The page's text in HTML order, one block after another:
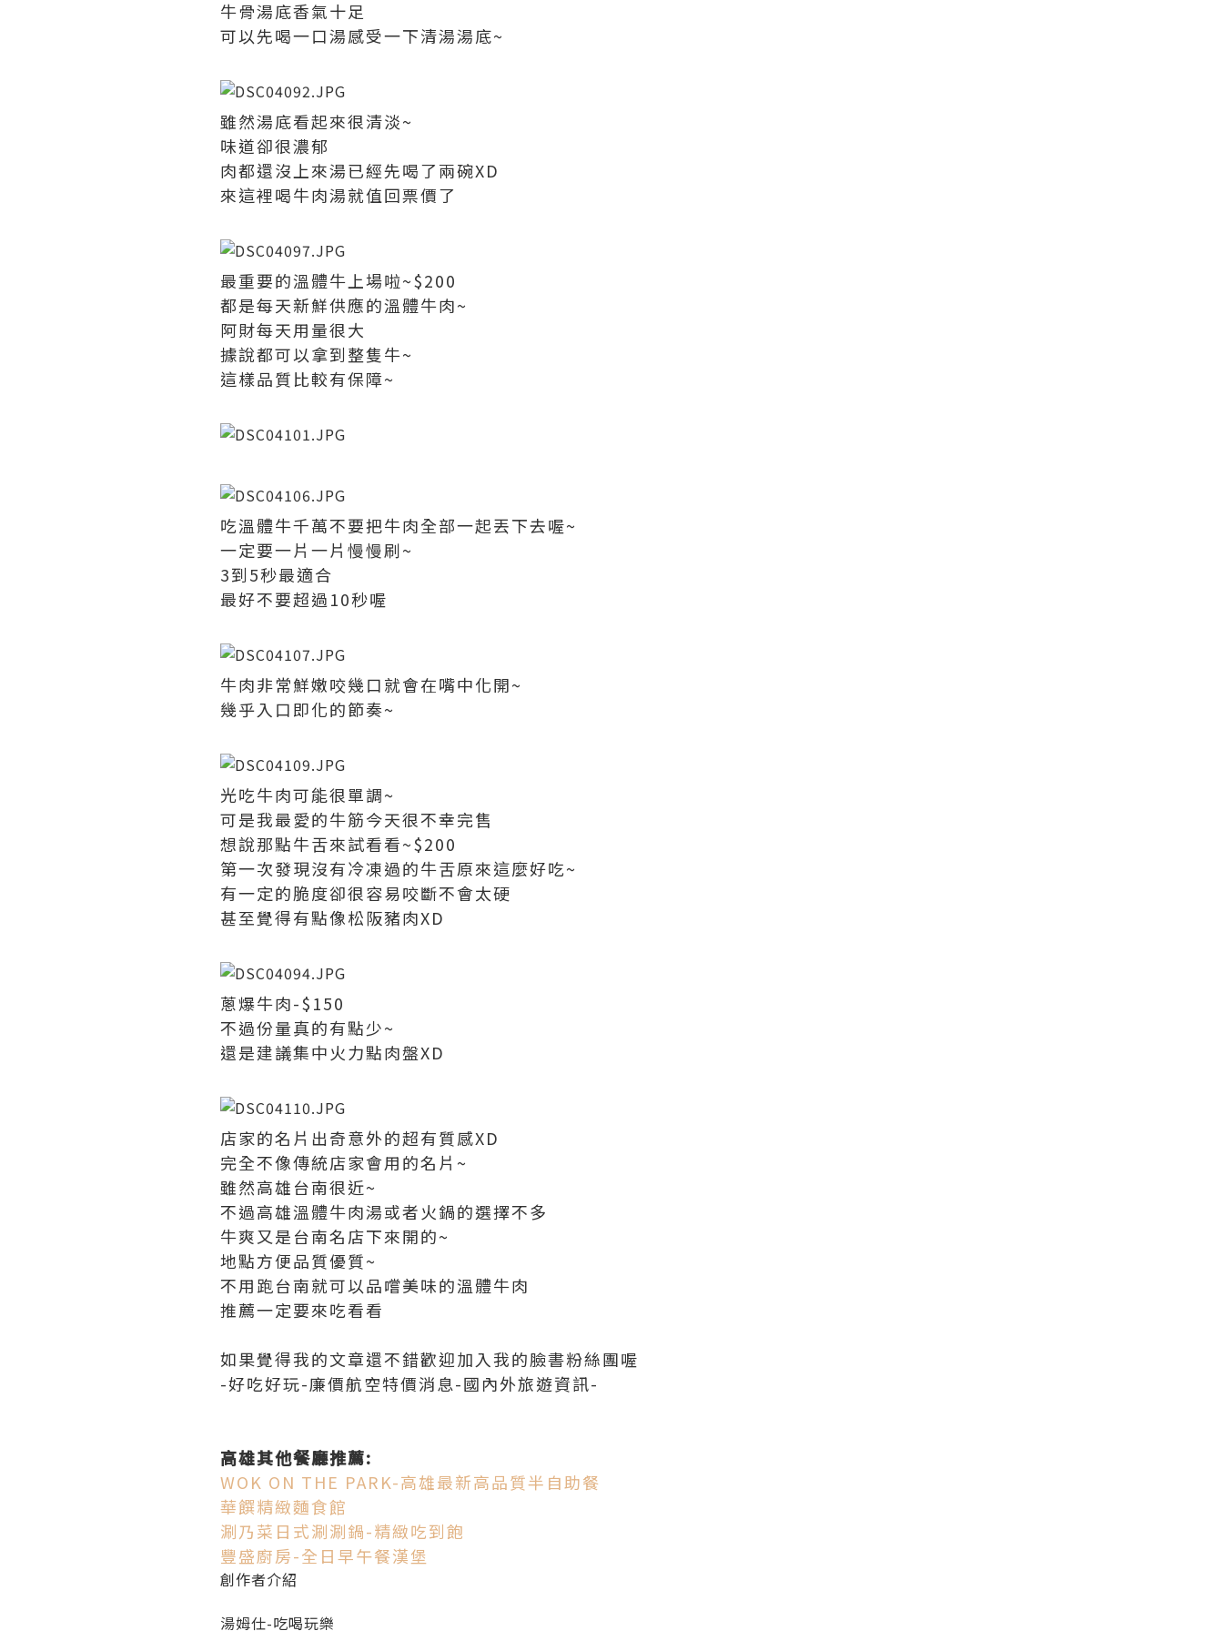
牛骨湯底香氣十足
可以先喝一口湯感受一下清湯湯底~
雖然湯底看起來很清淡~
味道卻很濃郁
肉都還沒上來湯已經先喝了兩碗XD
來這裡喝牛肉湯就值回票價了
最重要的溫體牛上場啦~$200
都是每天新鮮供應的溫體牛肉~
阿財每天用量很大
據說都可以拿到整隻牛~
這樣品質比較有保障~
吃溫體牛千萬不要把牛肉全部一起丟下去喔~
一定要一片一片慢慢刷~
3到5秒最適合
最好不要超過10秒喔
牛肉非常鮮嫩咬幾口就會在嘴中化開~
幾乎入口即化的節奏~
光吃牛肉可能很單調~
可是我最愛的牛筋今天很不幸完售
想說那點牛舌來試看看~$200
第一次發現沒有冷凍過的牛舌原來這麼好吃~
有一定的脆度卻很容易咬斷不會太硬
甚至覺得有點像松阪豬肉XD
蔥爆牛肉-$150
不過份量真的有點少~
還是建議集中火力點肉盤XD
店家的名片出奇意外的超有質感XD
完全不像傳統店家會用的名片~
雖然高雄台南很近~
不過高雄溫體牛肉湯或者火鍋的選擇不多
牛爽又是台南名店下來開的~
地點方便品質優質~
不用跑台南就可以品嚐美味的溫體牛肉
推薦一定要來吃看看
如果覺得我的文章還不錯歡迎加入我的臉書粉絲團喔
-好吃好玩-廉價航空特價消息-國內外旅遊資訊-
高雄其他餐廳推薦:
WOK ON THE PARK-高雄最新高品質半自助餐
華饌精緻麵食館
涮乃菜日式涮涮鍋-精緻吃到飽
豐盛廚房-全日早午餐漢堡
創作者介紹
湯姆仕-吃喝玩樂